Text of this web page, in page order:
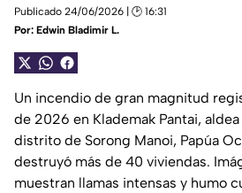
Publicado 24/06/2026 | 🕑 16:31
Por: Edwin Bladimir L.
Un incendio de gran magnitud
de 2026 en Klademak Pantai,
distrito de Sorong Manoi, Papúa
destruyó más de 40 viviendas.
muestran llamas intensas y humo